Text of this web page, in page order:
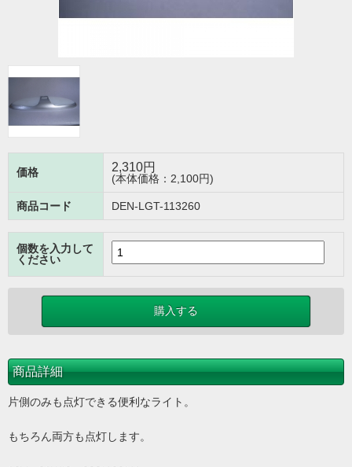
価格 2,310円
(本体価格：2,100円)
商品コード DEN-LGT-113260
個数を入力して
ください
商品詳細
片側のみも点灯できる便利なライト。
もちろん両方も点灯します。